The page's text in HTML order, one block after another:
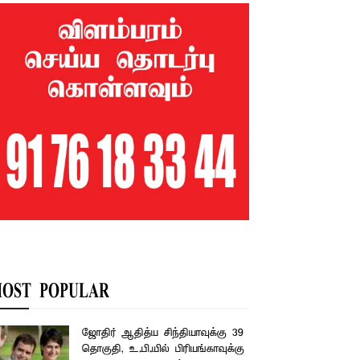
POPULAR
ஜோதிர் ஆதித்ய சிந்தியாவுக்கு 39
தொகுதி, உ.பி.யில் பிரியங்காவுக்கு